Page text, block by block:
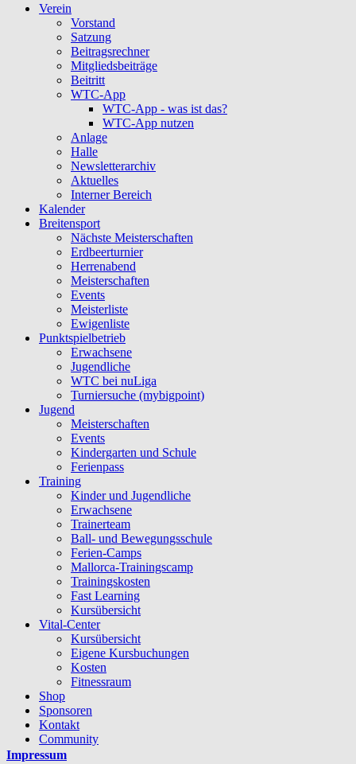
Impressum
Verein
Vorstand
Satzung
Beitragsrechner
Mitgliedsbeiträge
Beitritt
WTC-App
WTC-App - was ist das?
WTC-App nutzen
Anlage
Halle
Newsletterarchiv
Aktuelles
Interner Bereich
Kalender
Breitensport
Nächste Meisterschaften
Erdbeerturnier
Herrenabend
Meisterschaften
Events
Meisterliste
Ewigenliste
Punktspielbetrieb
Erwachsene
Jugendliche
WTC bei nuLiga
Turniersuche (mybigpoint)
Jugend
Meisterschaften
Events
Kindergarten und Schule
Ferienpass
Training
Kinder und Jugendliche
Erwachsene
Trainerteam
Ball- und Bewegungsschule
Ferien-Camps
Mallorca-Trainingscamp
Trainingskosten
Fast Learning
Kursübersicht
Vital-Center
Kursübersicht
Eigene Kursbuchungen
Kosten
Fitnessraum
Shop
Sponsoren
Kontakt
Community